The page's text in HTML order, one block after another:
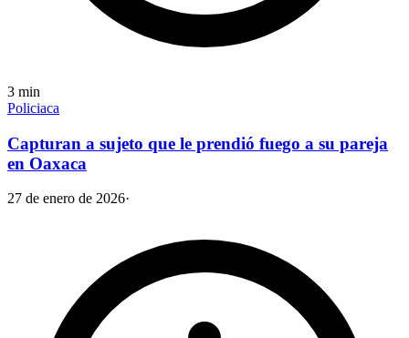
3 min
Policiaca
Capturan a sujeto que le prendió fuego a su pareja
en Oaxaca
27 de enero de 2026·